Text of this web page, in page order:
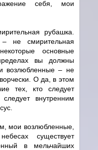
себя, мои
рубашка.
– не смирительная
основные
вы должны
возлюбленные – не
О да, в этом
тех, кто следует
внутренним
мои возлюбленные,
существует
в мельчайших